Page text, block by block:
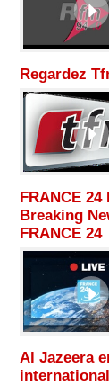
Regardez
FRANCE
Breaking
FRANCE 24
Al Jazeera